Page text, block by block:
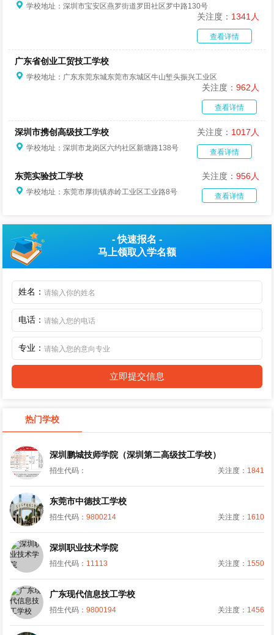
学校地址：深圳市宝安区燕罗街道罗田社区罗中路130号
关注度： 1341人
查看详情
广东省创业工贸技工学校
学校地址：广东东莞东城东莞市东城区牛山堑头振兴工业区
关注度： 962人
查看详情
深圳市携创高级技工学校
学校地址：深圳市龙岗区六约社区新塘路138号
关注度： 1017人
查看详情
东莞实验技工学校
学校地址：东莞市厚街镇赤岭工业区工业路8号
关注度： 956人
查看详情
- 快速报名 -
马上领取入学名额
姓名：
电话：
专业：
立即提交信息
热门学校
深圳鹏城技师学院（深圳第二高级技工学校）
招生代码： 关注度： 1841
东莞市中德技工学校
招生代码：9800214 关注度： 1610
深圳职业技术学院
招生代码： 11113 关注度： 1550
广东现代信息技工学校
招生代码：9800194 关注度： 1456